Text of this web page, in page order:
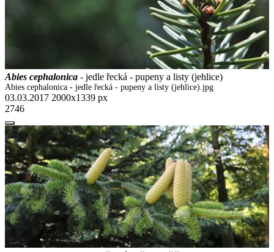
Abies cephalonica - jedle řecká - pupeny a listy (jehlice)
Abies cephalonica - jedle řecká - pupeny a listy (jehlice).jpg
03.03.2017 2000x1339 px
2746